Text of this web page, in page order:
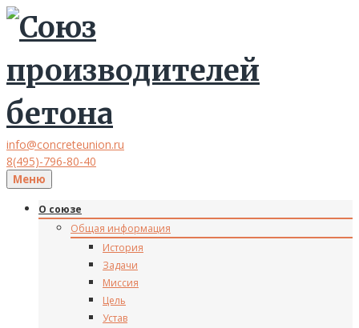
info@concreteunion.ru
8(495)-796-80-40
Меню
О союзе
Общая информация
История
Задачи
Миссия
Цель
Устав